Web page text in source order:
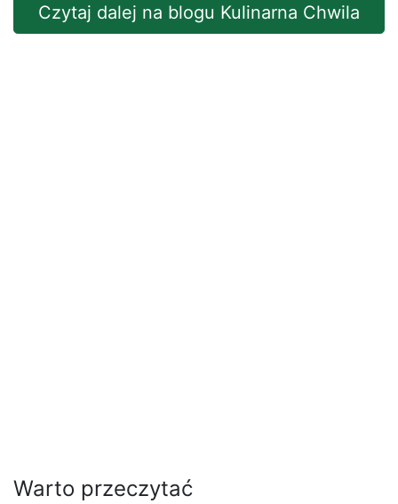
Czytaj dalej na blogu Kulinarna Chwila
Warto przeczytać